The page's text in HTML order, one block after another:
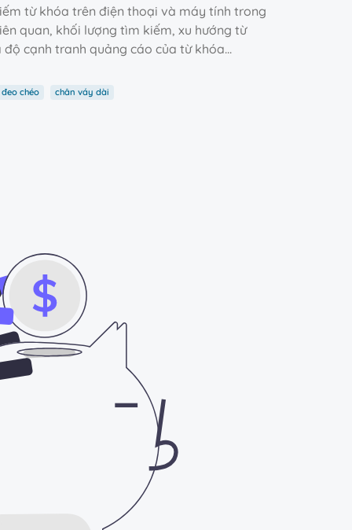
từ khóa trên điện thoại và máy tính trong
quan, khối lượng tìm kiếm, xu hướng từ
cạnh tranh quảng cáo của từ khóa...
đeo chéo chân váy dài